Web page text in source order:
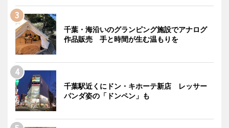
千葉・海沿いのグランピング施設でアナログ
作品販売 手と時間が生む温もりを
千葉駅近くにドン・キホーテ新店 レッサー
パンダ姿の「ドンペン」も